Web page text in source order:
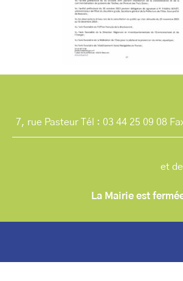
7, rue Pasteur Tél : 03 44 25 09 08
et
La Mairie est